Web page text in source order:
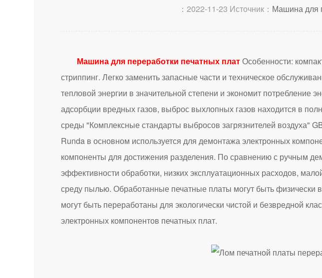
：2022-11-23 Источник： Машина для
Машина для переработки печатных платОсобенности:
стриппинг. Легко заменить запасные части и техническое
тепловой энергии в значительной степени и экономит потребление
адсорбции вредных газов, выброс выхлопных газов находится в
среды "Комплексные стандарты выбросов загрязнителей воздуха"
Runda в основном используется для демонтажа электронных
компоненты для достижения разделения. По сравнению с ручным
эффективности обработки, низких эксплуатационных расходов,
среду пылью. Обработанные печатные платы могут быть
могут быть переработаны для экологически чистой и безвредной
электронных компонентов печатных плат.